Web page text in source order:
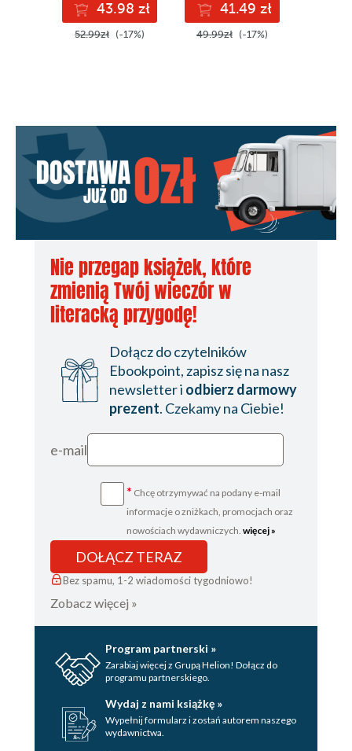
43.98 zł
52.99zł (-17%)
41.49 zł
49.99zł (-17%)
Nie przegap książek, które
zmienią Twój wieczór w
literacką przygodę!
Dołącz do czytelników
Ebookpoint, zapisz się na nasz
newsletter i odbierz darmowy
prezent. Czekamy na Ciebie!
e-mail
* Chcę otrzymywać na podany e-mail
informacje o zniżkach, promocjach oraz
nowościach wydawniczych. więcej »
DOŁĄCZ TERAZ
Bez spamu, 1-2 wiadomości tygodniowo!
Zobacz więcej »
Program partnerski »
Zarabiaj więcej z Grupą Helion! Dołącz do
programu partnerskiego.
Wydaj z nami książkę »
Wypełnij formularz i zostań autorem naszego
wydawnictwa.